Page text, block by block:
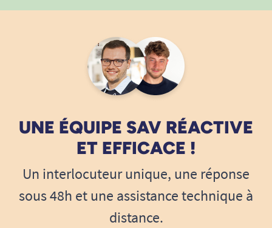
UNE ÉQUIPE SAV RÉACTIVE
ET EFFICACE !
Un interlocuteur unique, une réponse
sous 48h et une assistance technique à
distance.